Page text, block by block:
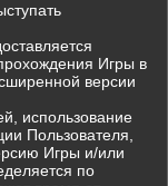
Игры в
версии
использование
Пользователя,
Игры и/или
по